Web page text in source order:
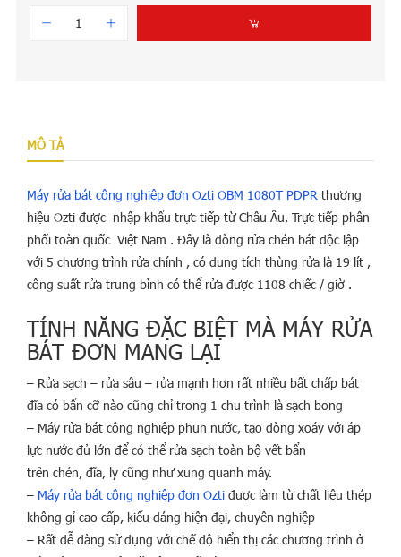
MÔ TẢ
Máy rửa bát công nghiệp đơn Ozti OBM 1080T PDPR thương
hiệu Ozti được nhập khẩu trực tiếp từ Châu Âu. Trực tiếp phân
phối toàn quốc Việt Nam . Đây là dòng rửa chén bát độc lập
với 5 chương trình rửa chính , có dung tích thùng rửa là 19 lít ,
công suất rửa trung bình có thể rửa được 1108 chiếc / giờ .
TÍNH NĂNG ĐẶC BIỆT MÀ MÁY RỬA
BÁT ĐƠN MANG LẠI
– Rửa sạch – rửa sâu – rửa mạnh hơn rất nhiều bất chấp bát
đĩa có bẩn cỡ nào cũng chỉ trong 1 chu trình là sạch bong
– Máy rửa bát công nghiệp phun nước, tạo dòng xoáy với áp
lực nước đủ lớn để có thể rửa sạch toàn bộ vết bẩn
trên chén, đĩa, ly cũng như xung quanh máy.
– Máy rửa bát công nghiệp đơn Ozti được làm từ chất liệu thép
không gỉ cao cấp, kiểu dáng hiện đại, chuyên nghiệp
– Rất dễ dàng sử dụng với chế độ hiển thị các chương trình ở